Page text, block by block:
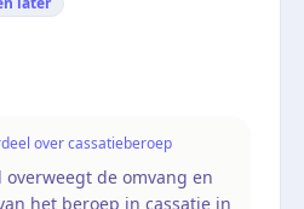
over cassatieberoep
overweegt de omvang en
het beroep in cassatie in